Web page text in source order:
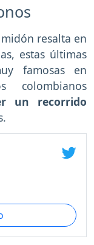
resalta en
estas últimas
famosas en
colombianos
un recorrido